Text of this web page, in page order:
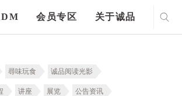
会员专区 关于诚品
尋味玩食 诚品阅读光影
讲座 展览 公告资讯